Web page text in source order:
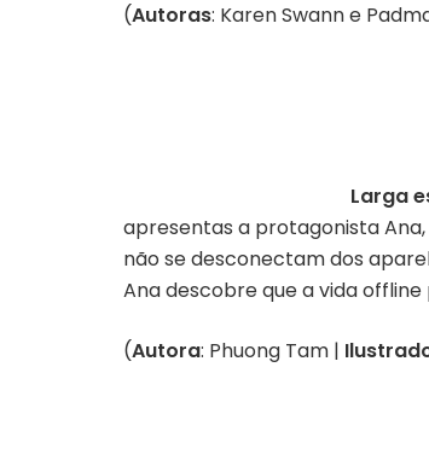
(Autoras: Karen Swann e
Larga
apresentas a protagonista
não se desconectam dos
Ana descobre que a vida
(Autora: Phuong Tam |